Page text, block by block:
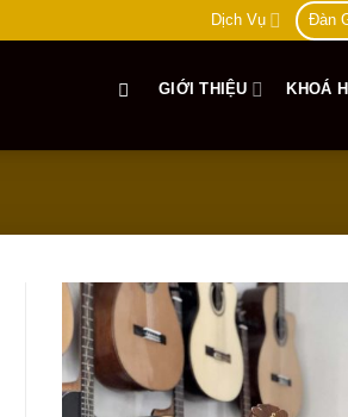
Dịch Vụ Đàn
GIỚI THIỆU KHOÁ